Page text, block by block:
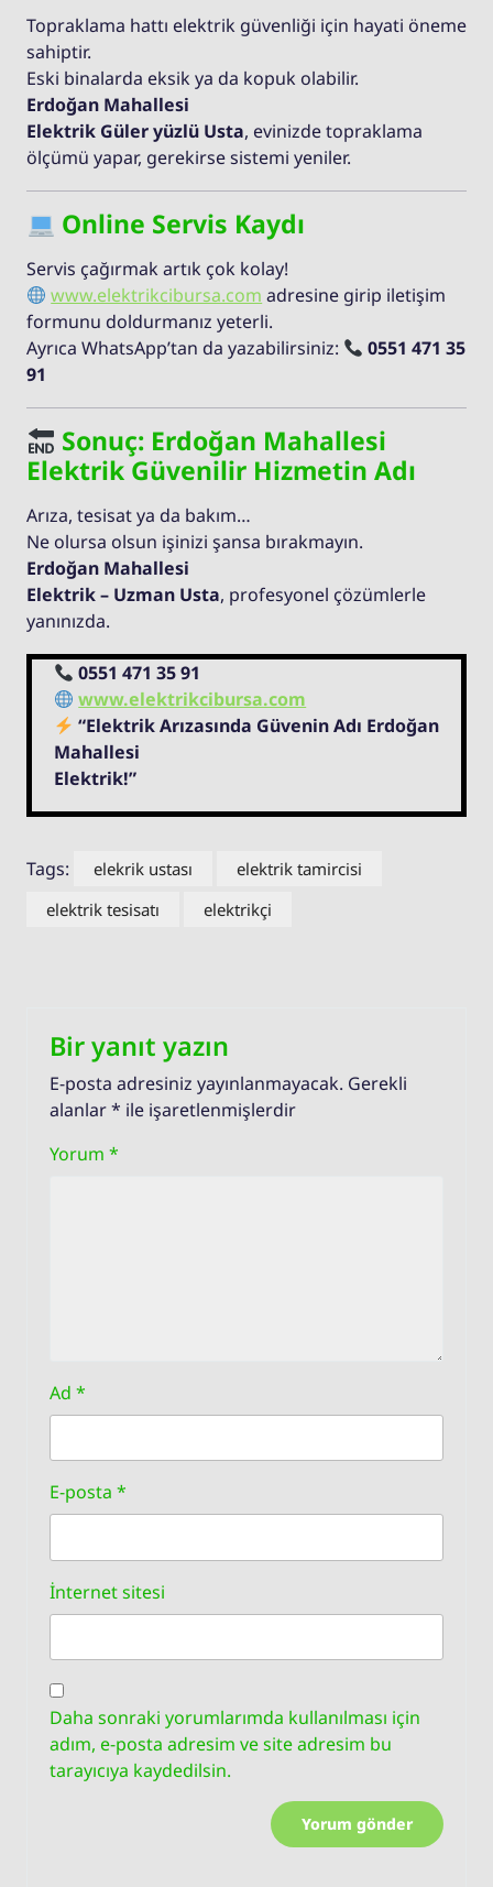
Topraklama hattı elektrik güvenliği için hayati öneme
sahiptir.
Eski binalarda eksik ya da kopuk olabilir.
Erdoğan Mahallesi
Elektrik Güler yüzlü Usta, evinizde topraklama
ölçümü yapar, gerekirse sistemi yeniler.
Online Servis Kaydı
Servis çağırmak artık çok kolay!
www.elektrikcibursa.com adresine girip iletişim
formunu doldurmanız yeterli.
Ayrıca WhatsApp’tan da yazabilirsiniz:
0551 471 35
91
Sonuç: Erdoğan Mahallesi
Elektrik Güvenilir Hizmetin Adı
Arıza, tesisat ya da bakım…
Ne olursa olsun işinizi şansa bırakmayın.
Erdoğan Mahallesi
Elektrik – Uzman Usta, profesyonel çözümlerle
yanınızda.
0551 471 35 91
www.elektrikcibursa.com
“Elektrik Arızasında Güvenin Adı Erdoğan
Mahallesi
Elektrik!”
Tags: elekrik ustası
elektrik tamircisi
elektrik tesisatı
elektrikçi
Bir yanıt yazın
E-posta adresiniz yayınlanmayacak. Gerekli
alanlar* ile işaretlenmişlerdir
Yorum *
Ad *
E-posta *
İnternet sitesi
Daha sonraki yorumlarımda kullanılması için
adım, e-posta adresim ve site adresim bu
tarayıcıya kaydedilsin.